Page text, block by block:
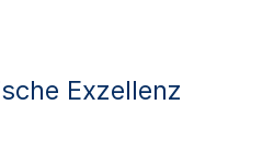
Exzellenz